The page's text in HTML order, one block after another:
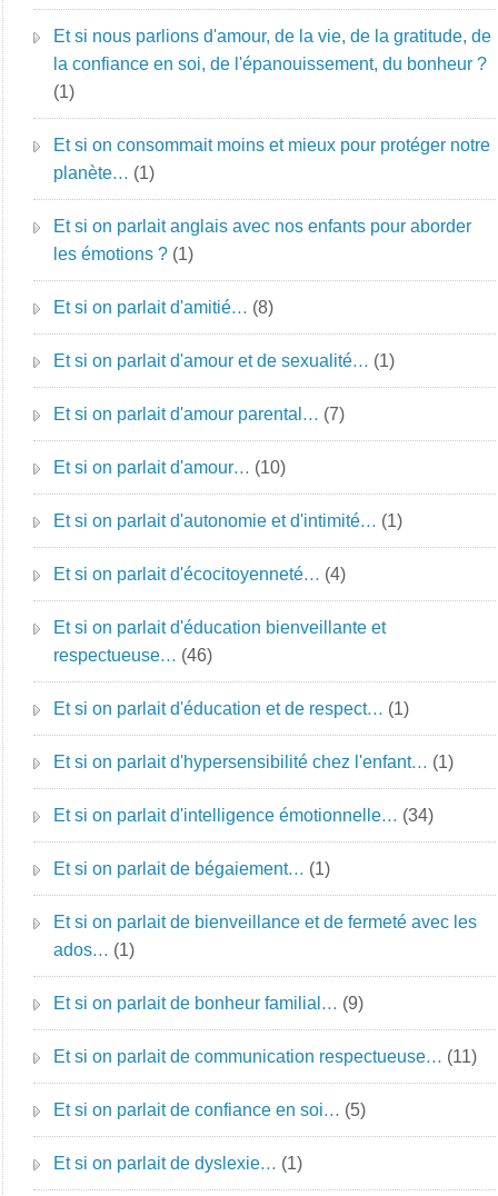
Et si nous parlions d'amour, de la vie, de la gratitude, de
la confiance en soi, de l'épanouissement, du bonheur ?
(1)
Et si on consommait moins et mieux pour protéger notre
planète… (1)
Et si on parlait anglais avec nos enfants pour aborder
les émotions ? (1)
Et si on parlait d'amitié… (8)
Et si on parlait d'amour et de sexualité… (1)
Et si on parlait d'amour parental… (7)
Et si on parlait d'amour… (10)
Et si on parlait d'autonomie et d'intimité… (1)
Et si on parlait d'écocitoyenneté… (4)
Et si on parlait d'éducation bienveillante et
respectueuse… (46)
Et si on parlait d'éducation et de respect… (1)
Et si on parlait d'hypersensibilité chez l'enfant… (1)
Et si on parlait d'intelligence émotionnelle… (34)
Et si on parlait de bégaiement… (1)
Et si on parlait de bienveillance et de fermeté avec les
ados… (1)
Et si on parlait de bonheur familial… (9)
Et si on parlait de communication respectueuse… (11)
Et si on parlait de confiance en soi… (5)
Et si on parlait de dyslexie… (1)